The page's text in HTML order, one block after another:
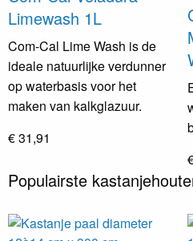
Limewash 1L
Com-Cal Lime Wash is de
ideale natuurlijke verdunner
op waterbasis voor het
maken van kalkglazuur.
€ 31,91
Populairste